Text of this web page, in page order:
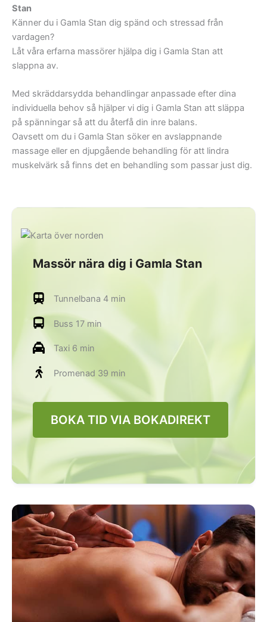
Stan
Känner du i Gamla Stan dig spänd och stressad från
vardagen?
Låt våra erfarna massörer hjälpa dig i Gamla Stan att
slappna av.
Med skräddarsydda behandlingar anpassade efter dina
individuella behov så hjälper vi dig i Gamla Stan att släppa
på spänningar så att du återfå din inre balans.
Oavsett om du i Gamla Stan söker en avslappnande
massage eller en djupgående behandling för att lindra
muskelvärk så finns det en behandling som passar just dig.
Massör nära dig i Gamla Stan
Tunnelbana 4 min
Buss 17 min
Taxi 6 min
Promenad 39 min
BOKA TID VIA BOKADIREKT